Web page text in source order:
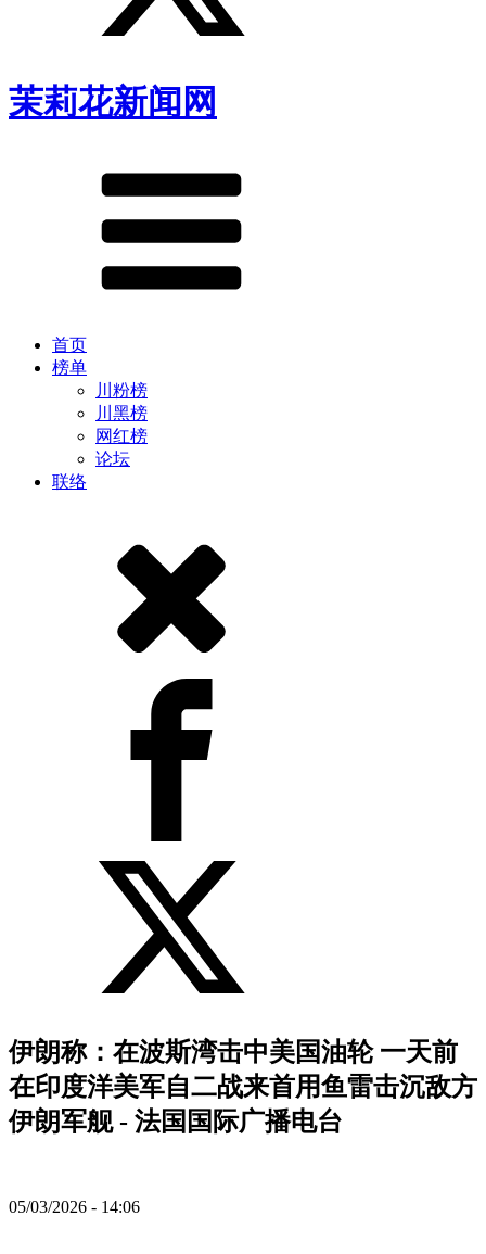
茉莉花新闻网
首页
榜单
川粉榜
川黑榜
网红榜
论坛
联络
伊朗称：在波斯湾击中美国油轮 一天前
在印度洋美军自二战来首用鱼雷击沉敌方
伊朗军舰 - 法国国际广播电台
05/03/2026 - 14:06